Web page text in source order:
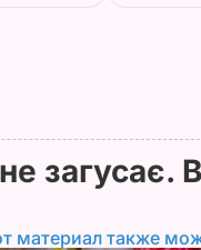
загусає.
материал также